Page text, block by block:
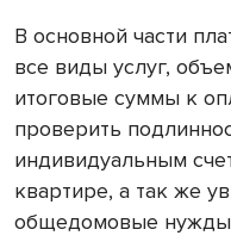
В основной части
все виды услуг,
итоговые суммы к
проверить
индивидуальным
квартире, а так же
общедомовые